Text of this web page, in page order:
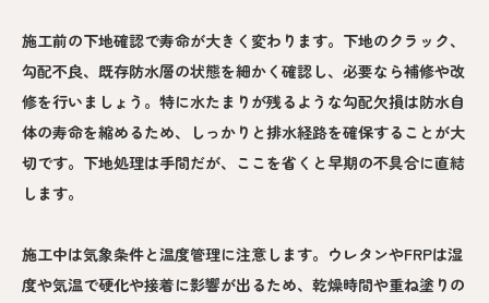
施工前の下地確認で寿命が大きく変わります。下地のクラック、
勾配不良、既存防水層の状態を細かく確認し、必要なら補修や改
修を行いましょう。特に水たまりが残るような勾配欠損は防水自
体の寿命を縮めるため、しっかりと排水経路を確保することが大
切です。下地処理は手間だが、ここを省くと早期の不具合に直結
します。
施工中は気象条件と温度管理に注意します。ウレタンやFRPは湿
度や気温で硬化や接着に影響が出るため、乾燥時間や重ね塗りの